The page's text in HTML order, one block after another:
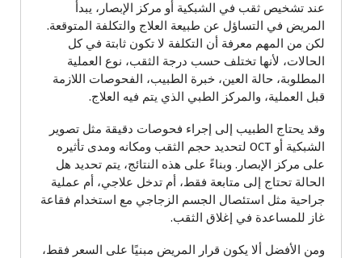
عند تشخيص ثقب في الشبكية أو مركز الإبصار، يبدأ
المريض في التساؤل عن طبيعة العلاج والتكلفة المتوقعة.
لكن من المهم معرفة أن التكلفة لا تكون ثابتة في كل
الحالات، لأنها تختلف حسب درجة الثقب، نوع العملية
المطلوبة، حالة العين، خبرة الطبيب، الفحوصات اللازمة
قبل العملية، والمركز الطبي الذي يتم فيه العلاج.
وقد يحتاج الطبيب إلى إجراء فحوصات دقيقة مثل تصوير
الشبكية أو OCT لتحديد حجم الثقب ومكانه ومدى تأثيره
على مركز الإبصار. وبناءً على هذه النتائج، يتم تحديد هل
الحالة تحتاج إلى متابعة فقط، أم تدخل علاجي، أم عملية
جراحية مثل استئصال الجسم الزجاجي مع استخدام فقاعة
غاز للمساعدة في إغلاق الثقب.
ومن الأفضل ألا يكون قرار المريض مبنيًا على السعر فقط،